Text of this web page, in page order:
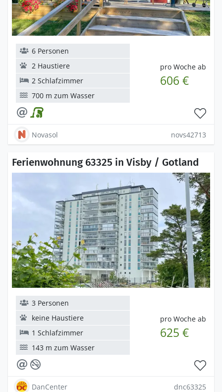
pro Woche ab
606 €
6 Personen
2 Haustiere
2 Schlafzimmer
700 m zum Wasser
Novasol novs42713
Ferienwohnung 63325 in Visby / Gotland
pro Woche ab
625 €
3 Personen
keine Haustiere
1 Schlafzimmer
143 m zum Wasser
DanCenter dnc63325